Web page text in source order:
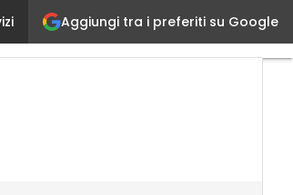
Aggiungi tra i preferiti su Google
come migliorare il servizio al